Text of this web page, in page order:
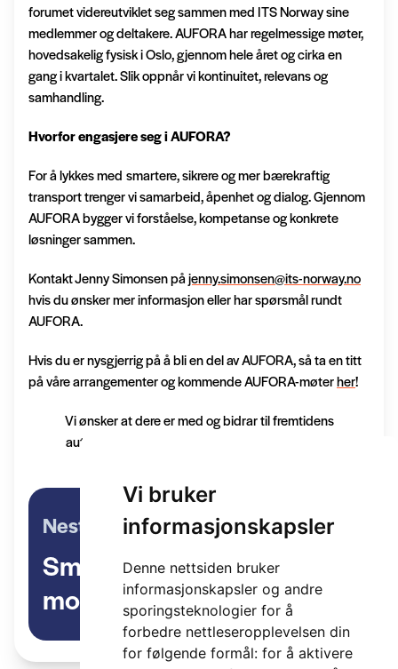
Vi bruker
informasjonskapsler
Denne nettsiden bruker
informasjonskapsler og andre
sporingsteknologier for å
forbedre nettleseropplevelsen din
for følgende formål: for å aktivere
forumet videreutviklet seg sammen med ITS Norway sine
medlemmer og deltakere. AUFORA har regelmessige møter,
hovedsakelig fysisk i Oslo, gjennom hele året og cirka en
gang i kvartalet. Slik oppnår vi kontinuitet, relevans og
samhandling.
Hvorfor engasjere seg i AUFORA?
For å lykkes med smartere, sikrere og mer bærekraftig
transport trenger vi samarbeid, åpenhet og dialog. Gjennom
AUFORA bygger vi forståelse, kompetanse og konkrete
løsninger sammen.
Kontakt Jenny Simonsen påjenny.simonsen@its-norway.no
hvis du ønsker mer informasjon eller har spørsmål rundt
AUFORA.
Hvis du er nysgjerrig på å bli en del av AUFORA, så ta en titt
på våre arrangementer og kommende AUFORA-møterher!
Vi ønsker at dere er med og bidrar til fremtidens
automatiserte transport og mobilitet i AUFORA!
Neste artikkel
Smart Move – ITS- og
mobilitetsarena for
offentlig sektor